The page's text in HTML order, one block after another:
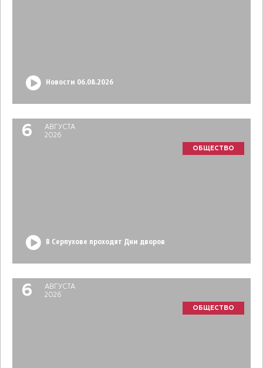
Новости 06.08.2026
6
АВГУСТА
2026
ОБЩЕСТВО
В Серпухове проходят Дни дворов
6
АВГУСТА
2026
ОБЩЕСТВО